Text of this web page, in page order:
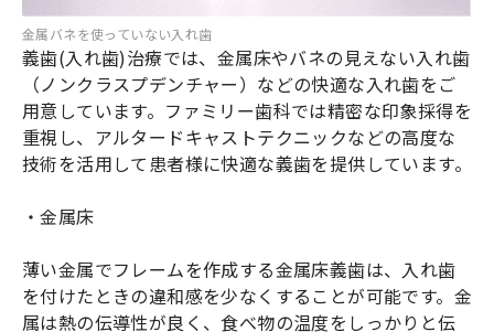
金属バネを使っていない入れ歯
義歯(入れ歯)治療では、金属床やバネの見えない入れ歯
（ノンクラスプデンチャー）などの快適な入れ歯をご
用意しています。ファミリー歯科では精密な印象採得を
重視し、アルタードキャストテクニックなどの高度な
技術を活用して患者様に快適な義歯を提供しています。
・金属床
薄い金属でフレームを作成する金属床義歯は、入れ歯
を付けたときの違和感を少なくすることが可能です。金
属は熱の伝導性が良く、食べ物の温度をしっかりと伝